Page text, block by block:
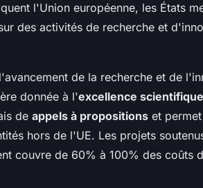
l'Union européenne, les États
des activités de recherche et
de la recherche et de
donnée à l'excellence scientifique
de appels à propositions et
hors de l'UE. Les projets
couvre de 60% à 100% des coûts